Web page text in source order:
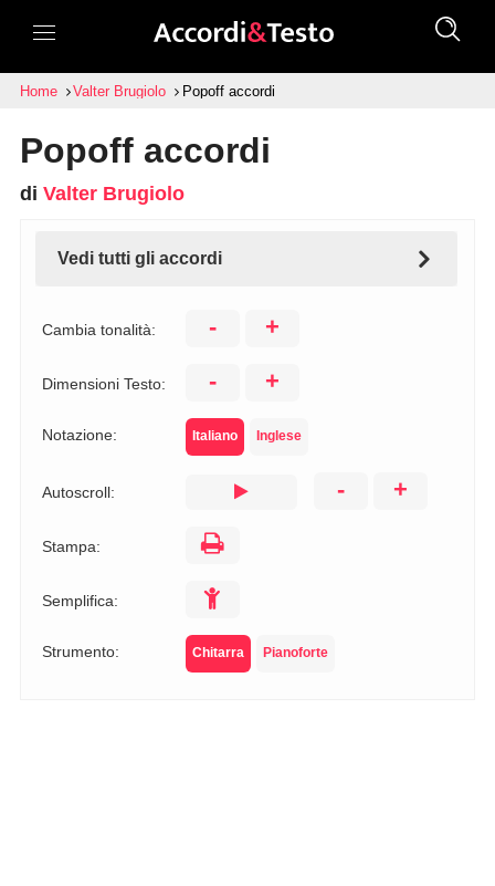
Home Valter Brugiolo Popoff accordi
Popoff accordi
di Valter Brugiolo
Vedi tutti gli accordi
Cambia tonalità: - +
Dimensioni Testo: - +
Notazione: Italiano Inglese
Autoscroll: - +
Stampa:
Semplifica:
Strumento: Chitarra Pianoforte